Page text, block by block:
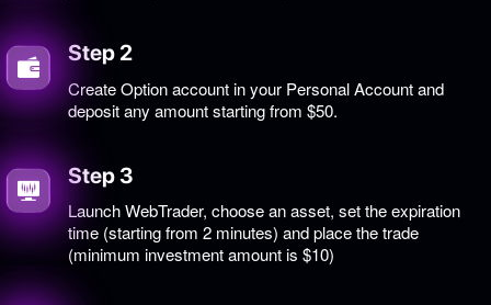
Step 2
Create Option account in your Personal Account and
deposit any amount starting from $50.
Step 3
Launch WebTrader, choose an asset, set the expiration
time (starting from 2 minutes) and place the trade
(minimum investment amount is $10)